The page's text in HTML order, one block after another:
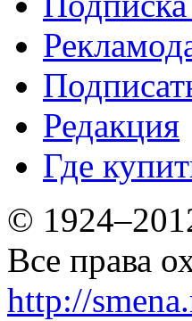
Редакция
Где
©
Все права
http://